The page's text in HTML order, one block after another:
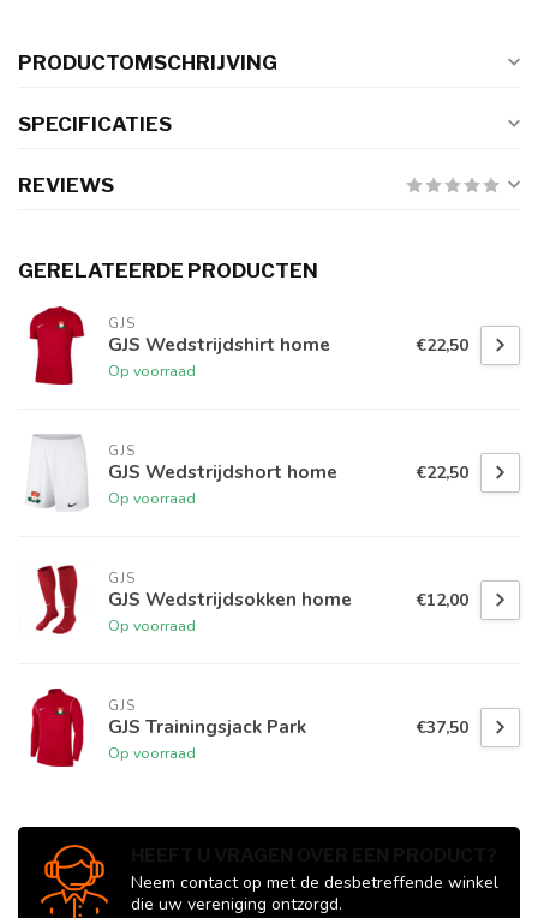
PRODUCTOMSCHRIJVING
SPECIFICATIES
REVIEWS
GERELATEERDE PRODUCTEN
GJS
GJS Wedstrijdshirt home
Op voorraad
€22,50
GJS
GJS Wedstrijdshort home
Op voorraad
€22,50
GJS
GJS Wedstrijdsokken home
Op voorraad
€12,00
GJS
GJS Trainingsjack Park
Op voorraad
€37,50
Neem contact op met de desbetreffende winkel
die uw vereniging ontzorgd.